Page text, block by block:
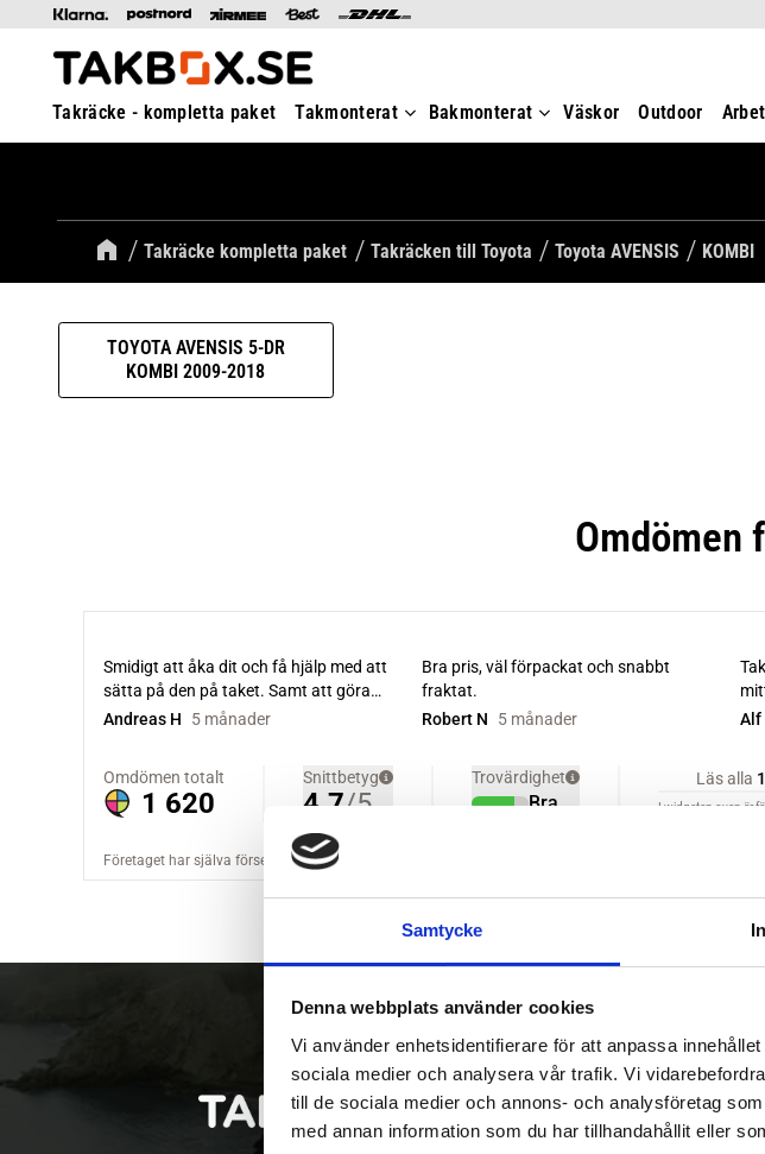
Samtycke
Denna webbplats använder cookies
Vi använder enhetsidentifierare för att anpassa
sociala medier och analysera vår trafik. Vi
till de sociala medier och annons- och analysföretag
med annan information som du har tillhandahållit eller
Takräcke - kompletta paket Takmonterat Bakmonterat Väskor Outdoor
Takräcke kompletta paket Takräcken till Toyota Toyota AVENSIS KOMBI
TOYOTA AVENSIS 5-DR
KOMBI 2009-2018